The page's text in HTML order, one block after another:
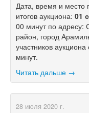
Дата, время и место
итогов аукциона: 01
00 минут по адресу:
район, город
участников
минут.
Читать дальше →
28 июля 2020 г.